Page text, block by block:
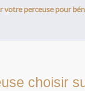
votre perceuse pour
choisir